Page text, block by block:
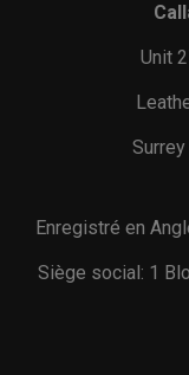
Unit
Enregistré en
Siège social: 1